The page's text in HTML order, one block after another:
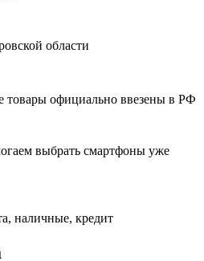
области
товары официально ввезены в РФ
выбрать смартфоны уже
наличные, кредит